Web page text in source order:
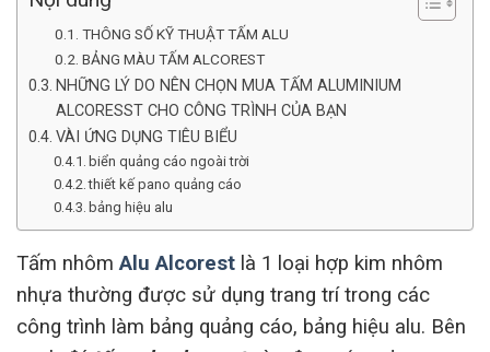
THÔNG SỐ KỸ THUẬT TẤM ALU
BẢNG MÀU TẤM ALCOREST
NHỮNG LÝ DO NÊN CHỌN MUA TẤM ALUMINIUM
ALCORESST CHO CÔNG TRÌNH CỦA BẠN
VÀI ỨNG DỤNG TIÊU BIỂU
biển quảng cáo ngoài trời
thiết kế pano quảng cáo
bảng hiệu alu
Tấm nhômAlu Alcorest là 1 loại hợp kim nhôm
nhựa thường được sử dụng trang trí trong các
công trình làm bảng quảng cáo, bảng hiệu alu. Bên